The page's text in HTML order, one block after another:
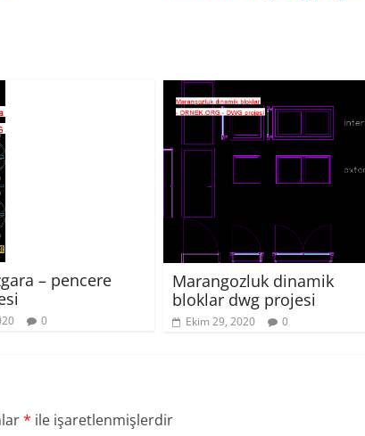
– pencere
0
Marangozluk dinamik
bloklar dwg projesi
Ekim 29, 2020 0
* ile işaretlenmişlerdir